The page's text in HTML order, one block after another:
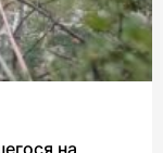
на